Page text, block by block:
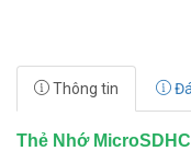
Thông tin
Thẻ Nhớ